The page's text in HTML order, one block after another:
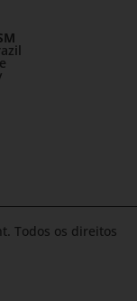
Todos os direitos